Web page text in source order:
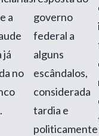
a
já
no
governo
federal a
alguns
escândalos,
considerada
tardia e
politicamente